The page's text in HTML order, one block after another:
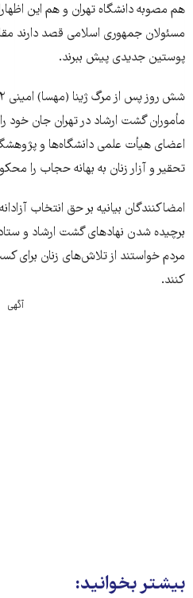
هم مصوبه دانشگاه تهران و هم این
مسئولان جمهوری اسلامی قصد دارند
پوستین جدیدی پیش ببرند.
اعضای هیأت علمی دانشگاه‌ها و
تحقیر و آزار زنان به بهانه حجاب را
امضاکنندگان بیانیه بر حق انتخاب
برچیده شدن نهادهای گشت ارشاد و
مردم خواستند از تلاش‌های زنان
کنند.
آگهی
بیشتر بخوانید: